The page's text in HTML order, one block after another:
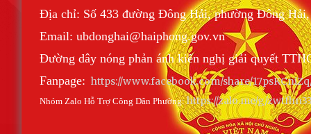
THỐNG KÊ TRUY CẬP
Đang online: Hôm nay:
2,719
Tất cả: 1,150,325